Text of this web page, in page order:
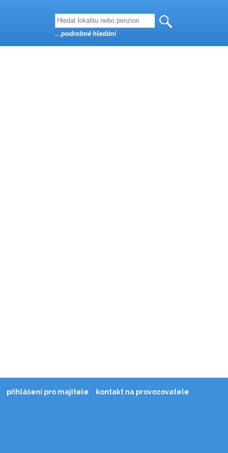
... podrobné hledání
přihlášení pro majitele kontakt na provozovatele